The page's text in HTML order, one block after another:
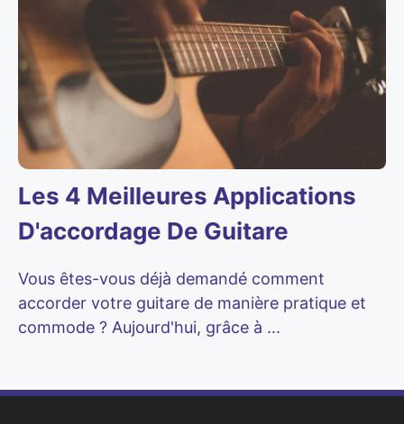
Les 4 Meilleures Applications
D'accordage De Guitare
Vous êtes-vous déjà demandé comment
accorder votre guitare de manière pratique et
commode ? Aujourd'hui, grâce à ...